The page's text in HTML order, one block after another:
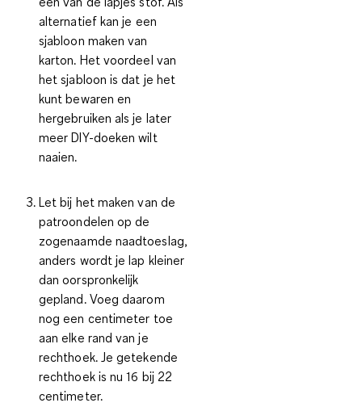
alternatief kan je een
sjabloon maken van
karton. Het voordeel van
het sjabloon is dat je het
kunt bewaren en
hergebruiken als je later
meer DIY-doeken wilt
naaien.
Let bij het maken van de
patroondelenop de
zogenaamde naadtoeslag,
anders wordt je lap kleiner
dan oorspronkelijk
gepland. Voeg daarom
nog een centimeter toe
aan elke rand van je
rechthoek. Je getekende
rechthoek is nu 16 bij 22
centimeter.